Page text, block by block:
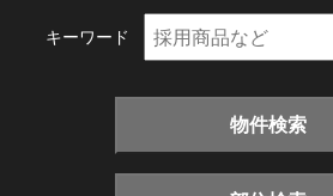
キーワード
物件検索